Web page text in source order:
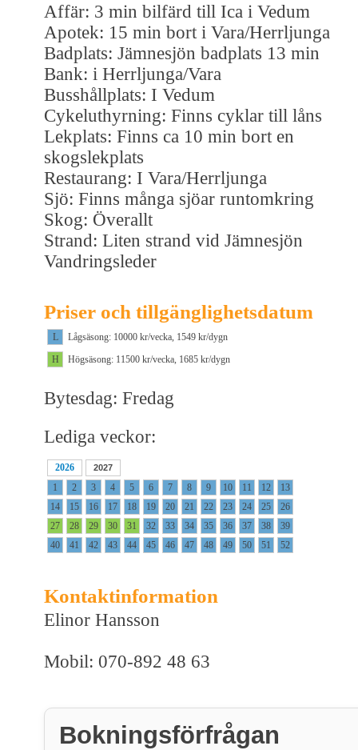
Affär: 3 min bilfärd till Ica i Vedum
Apotek: 15 min bort i Vara/Herrljunga
Badplats: Jämnesjön badplats 13 min
Bank: i Herrljunga/Vara
Busshållplats: I Vedum
Cykeluthyrning: Finns cyklar till låns
Lekplats: Finns ca 10 min bort en
skogslekplats
Restaurang: I Vara/Herrljunga
Sjö: Finns många sjöar runtomkring
Skog: Överallt
Strand: Liten strand vid Jämnesjön
Vandringsleder
Priser och tillgänglighetsdatum
L
Lågsäsong: 10000 kr/vecka, 1549 kr/dygn
H
Högsäsong: 11500 kr/vecka, 1685 kr/dygn
Bytesdag: Fredag
Lediga veckor:
2026 2027
1 2 3 4 5 6 7 8 9 10 11 12
13
14
15 16 17 18 19 20 21 22 23 24 25
26
27
28 29 30 31 32 33 34 35 36 37 38
39
40
41 42 43 44 45 46 47 48 49 50 51 52
Kontaktinformation
Elinor Hansson
Mobil: 070-892 48 63
Bokningsförfrågan